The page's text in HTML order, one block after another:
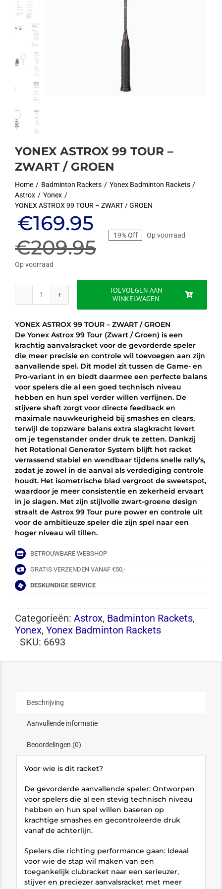
YONEX ASTROX 99 TOUR –
ZWART / GROEN
Home Badminton Rackets
Yonex Badminton Rackets
Astrox
Yonex
YONEX ASTROX 99 TOUR – ZWART / GROEN
€209.95
Oorspronkelijke
prijs
€209.95.
€169.95
Huidige
prijs
€169.95.
19% Off Op voorraad
Op voorraad
YONEX
TOUR
ZWART
GROEN
aantal
TOEVOEGEN AAN
WINKELWAGEN
YONEX ASTROX 99 TOUR – ZWART / GROEN
De Yonex Astrox 99 Tour (Zwart / Groen) is een
krachtig aanvalsracket voor de gevorderde speler
die meer precisie en controle wil toevoegen aan zijn
aanvallende spel. Dit model zit tussen de Game- en
Pro-variant in en biedt daarmee een perfecte balans
voor spelers die al een goed technisch niveau
hebben en hun spel verder willen verfijnen. De
stijvere shaft zorgt voor directe feedback en
maximale nauwkeurigheid bij smashes en clears,
terwijl de topzware balans extra slagkracht levert
om je tegenstander onder druk te zetten. Dankzij
het Rotational Generator System blijft het racket
verrassend stabiel en wendbaar tijdens snelle rally’s,
zodat je zowel in de aanval als verdediging controle
houdt. Het isometrische blad vergroot de sweetspot,
waardoor je meer consistentie en zekerheid ervaart
in je slagen. Met zijn stijlvolle zwart-groene design
straalt de Astrox 99 Tour pure power en controle uit
voor de ambitieuze speler die zijn spel naar een
hoger niveau wil tillen.
BETROUWBARE WEBSHOP
GRATIS VERZENDEN VANAF €50,-
DESKUNDIGE SERVICE
Categorieën: Astrox, Badminton Rackets,
Yonex, Yonex Badminton Rackets
SKU: 6693
Beschrijving
Aanvullende informatie
Beoordelingen (0)
Voor wie is dit racket?
De gevorderde aanvallende speler: Ontworpen
voor spelers die al een stevig technisch niveau
hebben en hun spel willen baseren op
krachtige smashes en gecontroleerde druk
vanaf de achterlijn.
Spelers die richting performance gaan: Ideaal
voor wie de stap wil maken van een
toegankelijk clubracket naar een serieuzer,
stijver en preciezer aanvalsracket met meer